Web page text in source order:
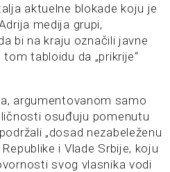
aktuelne blokade koju je
medija grupi,
bi na kraju označili javne
tabloidu da „prikrije“
argumentovanom samo
osuđuju pomenutu
„dosad nezabeleženu
i Vlade Srbije, koju
svog vlasnika vodi